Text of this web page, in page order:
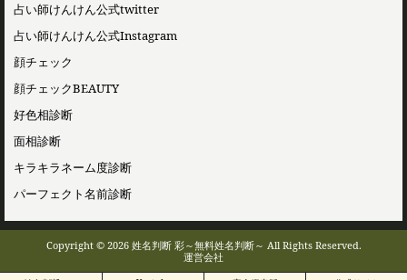
占い師けんけん公式twitter
占い師けんけん公式Instagram
顔チェック
顔チェックBEAUTY
好色相診断
面相診断
キラキラネーム度診断
パーフェクト名前診断
Copyright © 2026 姓名判断 彩～無料姓名判断～ All Rights Reserved.
運営会社